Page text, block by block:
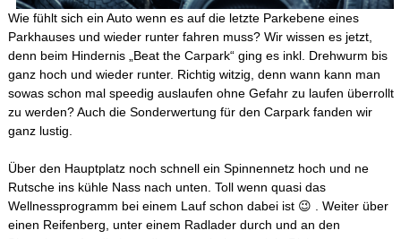
Wie fühlt sich ein Auto wenn es auf die letzte Parkebene eines
Parkhauses und wieder runter fahren muss? Wir wissen es jetzt,
denn beim Hindernis „Beat the Carpark“ ging es inkl. Drehwurm bis
ganz hoch und wieder runter. Richtig witzig, denn wann kann man
sowas schon mal speedig auslaufen ohne Gefahr zu laufen überrollt
zu werden? Auch die Sonderwertung für den Carpark fanden wir
ganz lustig.
Über den Hauptplatz noch schnell ein Spinnennetz hoch und ne
Rutsche ins kühle Nass nach unten. Toll wenn quasi das
Wellnessprogramm bei einem Lauf schon dabei ist 😉 . Weiter über
einen Reifenberg, unter einem Radlader durch und an den